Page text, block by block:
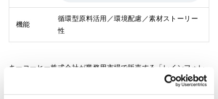
機能
循環型原料活用／環境配慮／素材ストーリー
性
キーコーヒー株式会社が業務用市場で販売する「レインフォレ
スト・アライアンス認証農園産コーヒー」のパッケージに、循